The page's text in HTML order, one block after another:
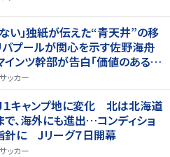
い」独紙が伝えた“青天井”の移
プールが関心を示す佐野海舟
ンツ幹部が告白「価値のあるも
サッカー
１キャンプ地に変化 北は北海道
、海外にも進出…コンディショ
針に Jリーグ７日開幕
サッカー